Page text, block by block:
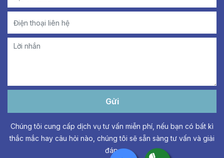
Gửi
Chúng tôi cung cấp dịch vụ tư vấn miễn phí, nếu bạn có bất kì
thắc mắc hay câu hỏi nào, chúng tôi sẽ sẵn sàng tư vấn và giải
đáp.